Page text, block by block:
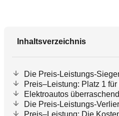
Inhaltsverzeichnis
Die Preis-Leistungs-
Preis–Leistung: Platz 1
Elektroautos
Die Preis-Leistungs-
Preis–Leistung: Die